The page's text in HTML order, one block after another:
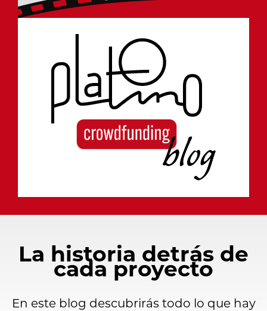
La historia detrás de
cada proyecto
En este blog descubrirás todo lo que hay